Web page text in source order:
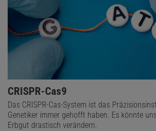
CRISPR-Cas9
Das CRISPR-Cas-System ist das
Genetiker immer gehofft haben. Es könnte
Erbgut drastisch verändern.